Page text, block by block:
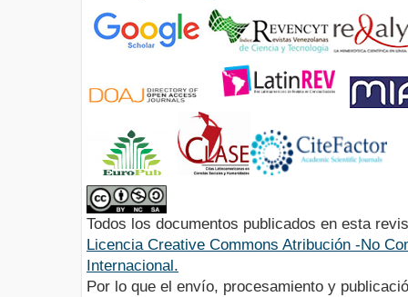
Todos los documentos publicados en esta
Licencia Creative Commons Atribución -No
Internacional.
Por lo que el envío, procesamiento y